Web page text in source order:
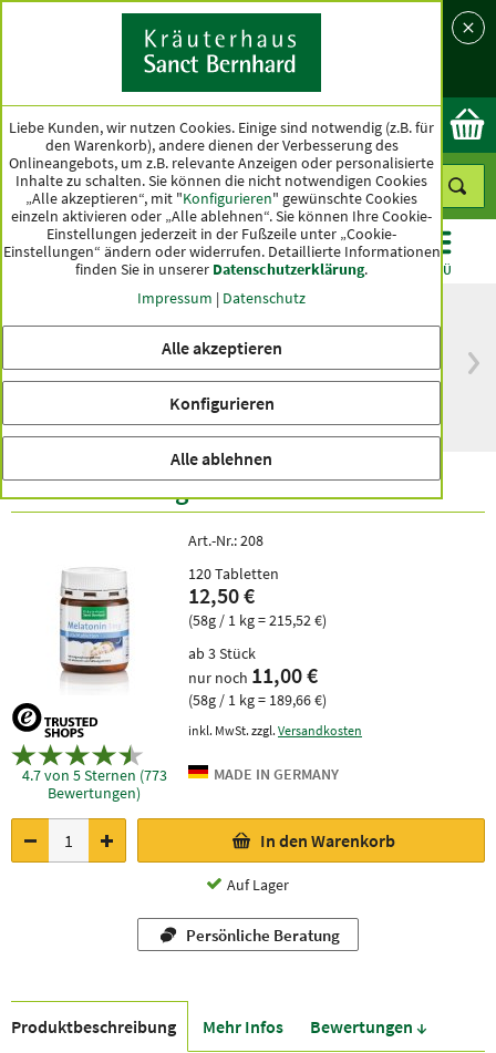
Land
Ok
KATEGORIEN ANGEBOTE TOPSELLER MENÜ
versandkostenfrei
innerhalb Deutschlands
Spitzenqualität seit
Melatonin-1 mg-Lutschtabletten
4.7 von 5 Sternen (773
Bewertungen)
Art.-Nr.:208
120 Tabletten
12,50 €
(58g / 1 kg = 215,52 €)
ab 3 Stück
nur noch 11,00 €
(58g / 1 kg = 189,66 €)
inkl. MwSt. zzgl. Versandkosten
In den Warenkorb
Auf Lager
Persönliche Beratung
Produkt­beschreibung Mehr Infos Bewer­tungen ↓
Liebe Kunden, wir nutzen Cookies. Einige sind notwendig (z.B. für
den Warenkorb), andere dienen der Verbesserung des
Onlineangebots, um z.B. relevante Anzeigen oder personalisierte
Inhalte zu schalten. Sie können die nicht notwendigen Cookies
„Alle akzeptieren“, mit "Konfigurieren" gewünschte Cookies
einzeln aktivieren oder „Alle ablehnen“. Sie können Ihre Cookie-
Einstellungen jederzeit in der Fußzeile unter „Cookie-
Einstellungen“ ändern oder widerrufen. Detaillierte Informationen
finden Sie in unserer Datenschutzerklärung.
Impressum | Datenschutz
Alle akzeptieren
Konfigurieren
Alle ablehnen